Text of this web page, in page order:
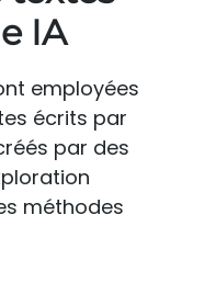
IA
employées
écrits par
par des
méthodes